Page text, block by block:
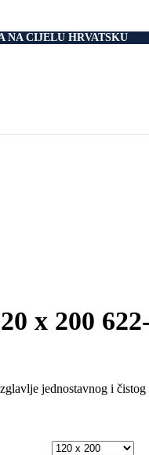
NA CIJELU HRVATSKU
x 200
jednostavnog i čistog